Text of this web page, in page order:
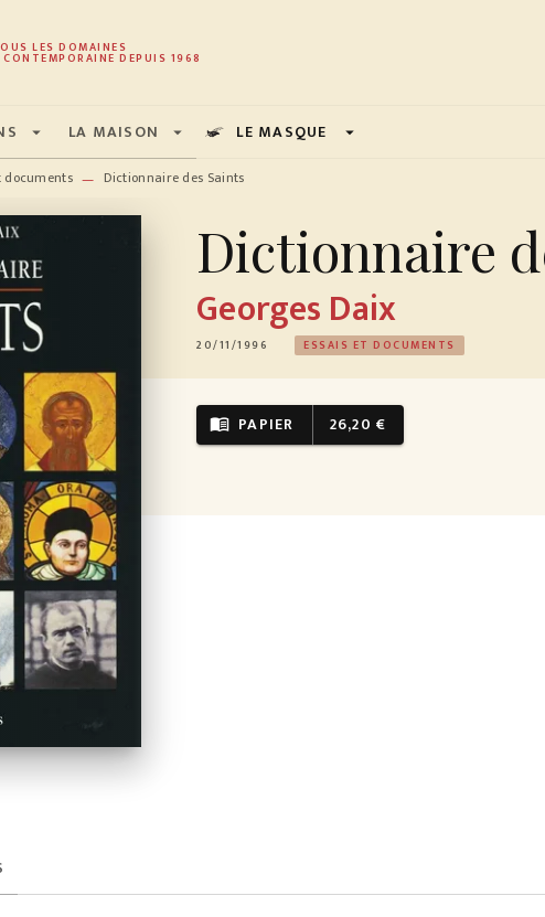
PIED DE PAGE
LES DOMAINES
DEPUIS 1968
arrow_drop_down LA MAISON arrow_drop_down LE MASQUE arrow_drop_down
documents — Dictionnaire des Saints
Dictionnaire
Georges Daix
20/11/1996 ESSAIS ET DOCUMENTS
menu_book PAPIER 26,20 €